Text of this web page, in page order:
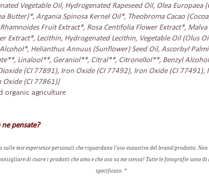
Vegetable Oil, Hydrogenated Rapeseed Oil, Olea Europaea
Butter)*, Argania Spinosa Kernel Oil*, Theobroma Cacao
Fruit Extract*, Rosa Centifolia Flower Extract*,
Extract*, Lecithin, Hydrogenated Lecithin, Vegetable Oil (Olus
Helianthus Annuus (Sunflower) Seed Oil, Ascorbyl
Linalool**, Geraniol**, Citral**, Citronellol**, Benzyl
(CI 77891), Iron Oxide (CI 77492), Iron Oxide (CI 77491),
Oxide (CI 77861)]
organic agriculture
pensate?
sulle mie esperienze personali che riguardano l'uso esaustivo del brand/prodotto.
di cuore i prodotti che amo e che uso su me stessa ! Tutte le fotografie sono di
specificato *